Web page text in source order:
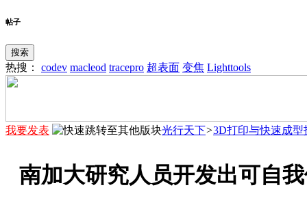
帖子
搜索
热搜： codev macleod tracepro 超表面 变焦 Lighttools
我要发表 光行天下>3D打印与快速成型
南加大研究人员开发出可自